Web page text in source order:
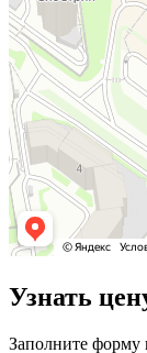
Узнать
Заполните форму